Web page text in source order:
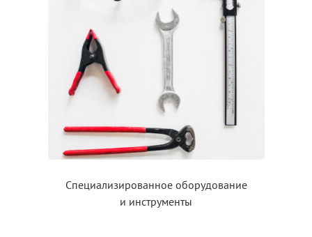
Специализированное оборудование
и инструменты